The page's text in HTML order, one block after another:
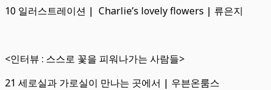
10 일러스트레이션 | Charlie’s lovely flowers | 류은지
<인터뷰 : 스스로 꽃을 피워나가는 사람들>
21 세로실과 가로실이 만나는 곳에서 | 우븐온룸스